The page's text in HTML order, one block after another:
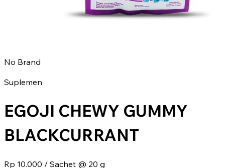
No Brand
Suplemen
EGOJI CHEWY GUMMY
BLACKCURRANT
Rp 10.000 / Sachet @ 20 g